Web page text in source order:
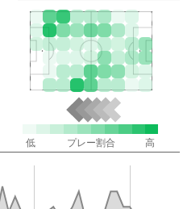
低 プレー割合 高